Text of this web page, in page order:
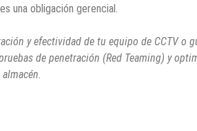
una obligación gerencial.
y efectividad de tu equipo de CCTV o
de penetración (Red Teaming) y